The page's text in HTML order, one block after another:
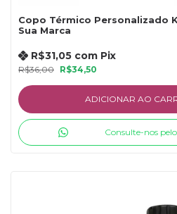
Copo Térmico Personalizado
Sua Marca
R$36,00 R$34,50
R$31,05 com Pix
ADICIONAR AO
Consulte-nos